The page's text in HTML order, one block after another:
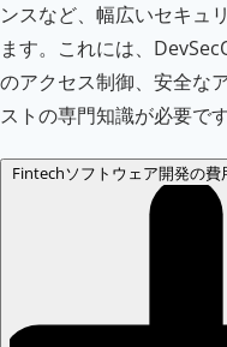
ンスなど、幅広いセキュ
ます。これには、
のアクセス制御、安全な
ストの専門知識が必要です
Fintechソフトウェア開発の費